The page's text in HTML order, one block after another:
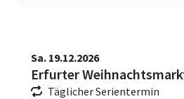
Sa. 19.12.2026
Erfurter
Täglicher Serientermin